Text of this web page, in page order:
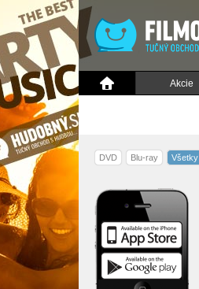
Akcie
DVD Blu-ray Všetky